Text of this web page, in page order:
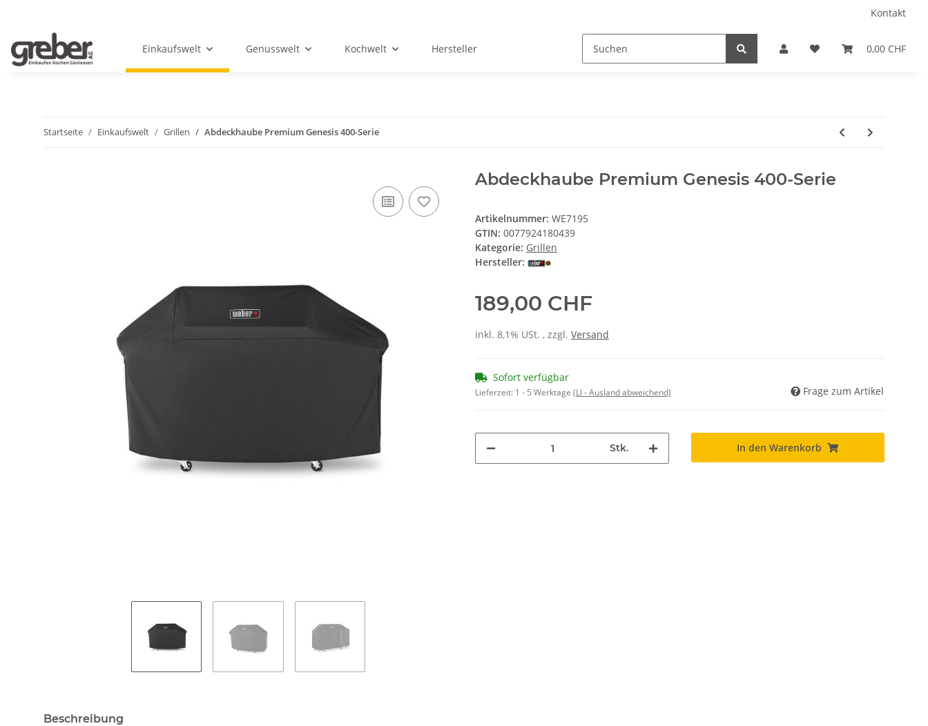
Kontakt
0,00 CHF
Einkaufswelt Genusswelt Kochwelt Hersteller
Startseite Einkaufswelt Grillen Abdeckhaube Premium Genesis 400-Serie
Abdeckhaube Premium Genesis 400-Serie
Artikelnummer: WE7195
GTIN: 0077924180439
Kategorie: Grillen
Hersteller:
189,00 CHF
inkl. 8,1% USt. , zzgl. Versand
Sofort verfügbar
Lieferzeit: 1 - 5 Werktage (LI - Ausland abweichend) Frage zum Artikel
Stk. In den Warenkorb
Beschreibung